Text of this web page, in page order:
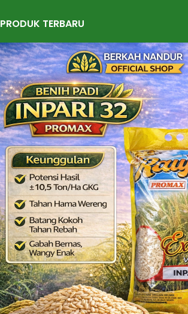
PRODUK TERBARU